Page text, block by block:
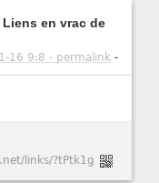
en vrac de
16 9:8 - permalink -
links/?tPtk1g